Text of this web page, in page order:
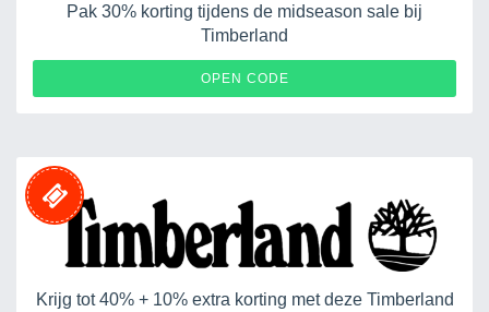
Pak 30% korting tijdens de midseason sale bij
Timberland
OPEN CODE
Krijg tot 40% + 10% extra korting met deze Timberland